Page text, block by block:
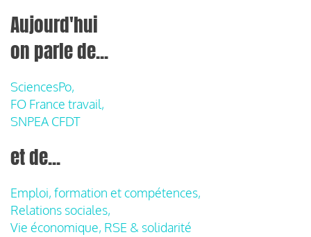
Aujourd'hui
on parle de...
SciencesPo,
FO France travail,
SNPEA CFDT
et de...
Emploi, formation et compétences,
Relations sociales,
Vie économique, RSE & solidarité